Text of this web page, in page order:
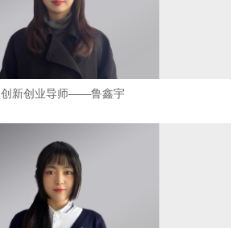
创新创业导师——鲁鑫宇